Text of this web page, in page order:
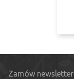
Zamów newsletter